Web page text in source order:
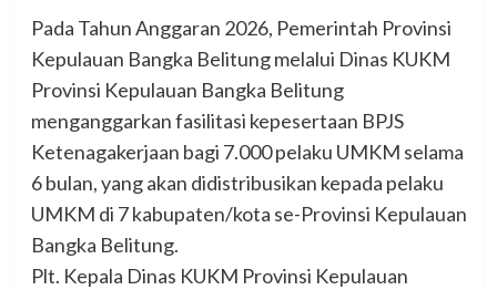
Pada Tahun Anggaran 2026, Pemerintah Provinsi
Kepulauan Bangka Belitung melalui Dinas KUKM
Provinsi Kepulauan Bangka Belitung
menganggarkan fasilitasi kepesertaan BPJS
Ketenagakerjaan bagi 7.000 pelaku UMKM selama
6 bulan, yang akan didistribusikan kepada pelaku
UMKM di 7 kabupaten/kota se-Provinsi Kepulauan
Bangka Belitung.
Plt. Kepala Dinas KUKM Provinsi Kepulauan